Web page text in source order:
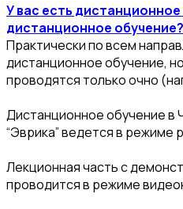
У вас есть
дистанционное обучение?
Практически по всем
дистанционное обучение,
проводятся только очно
Дистанционное обучение в
“Эврика” ведется в режиме
Лекционная часть с
проводится в режиме